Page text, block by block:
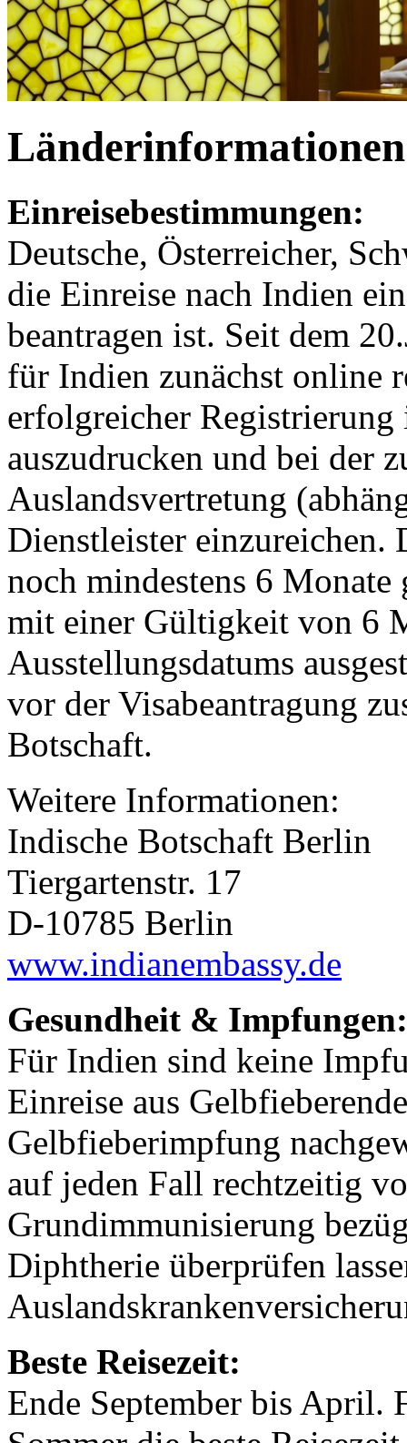
Einreisebestimmungen:
Deutsche, Österreicher,
die Einreise nach Indien
beantragen ist. Seit dem
für Indien zunächst online
erfolgreicher
auszudrucken und bei der
Auslandsvertretung
Dienstleister einzureichen.
noch mindestens 6
mit einer Gültigkeit von 6
Ausstellungsdatums
vor der Visabeantragung
Botschaft.
Weitere Informationen:
Indische Botschaft Berlin
Tiergartenstr. 17
D-10785 Berlin
www.indianembassy.de
Gesundheit & Impfungen:
Für Indien sind keine
Einreise aus
Gelbfieberimpfung
auf jeden Fall rechtzeitig
Grundimmunisierung
Diphtherie überprüfen
Beste Reisezeit:
Ende September bis April.